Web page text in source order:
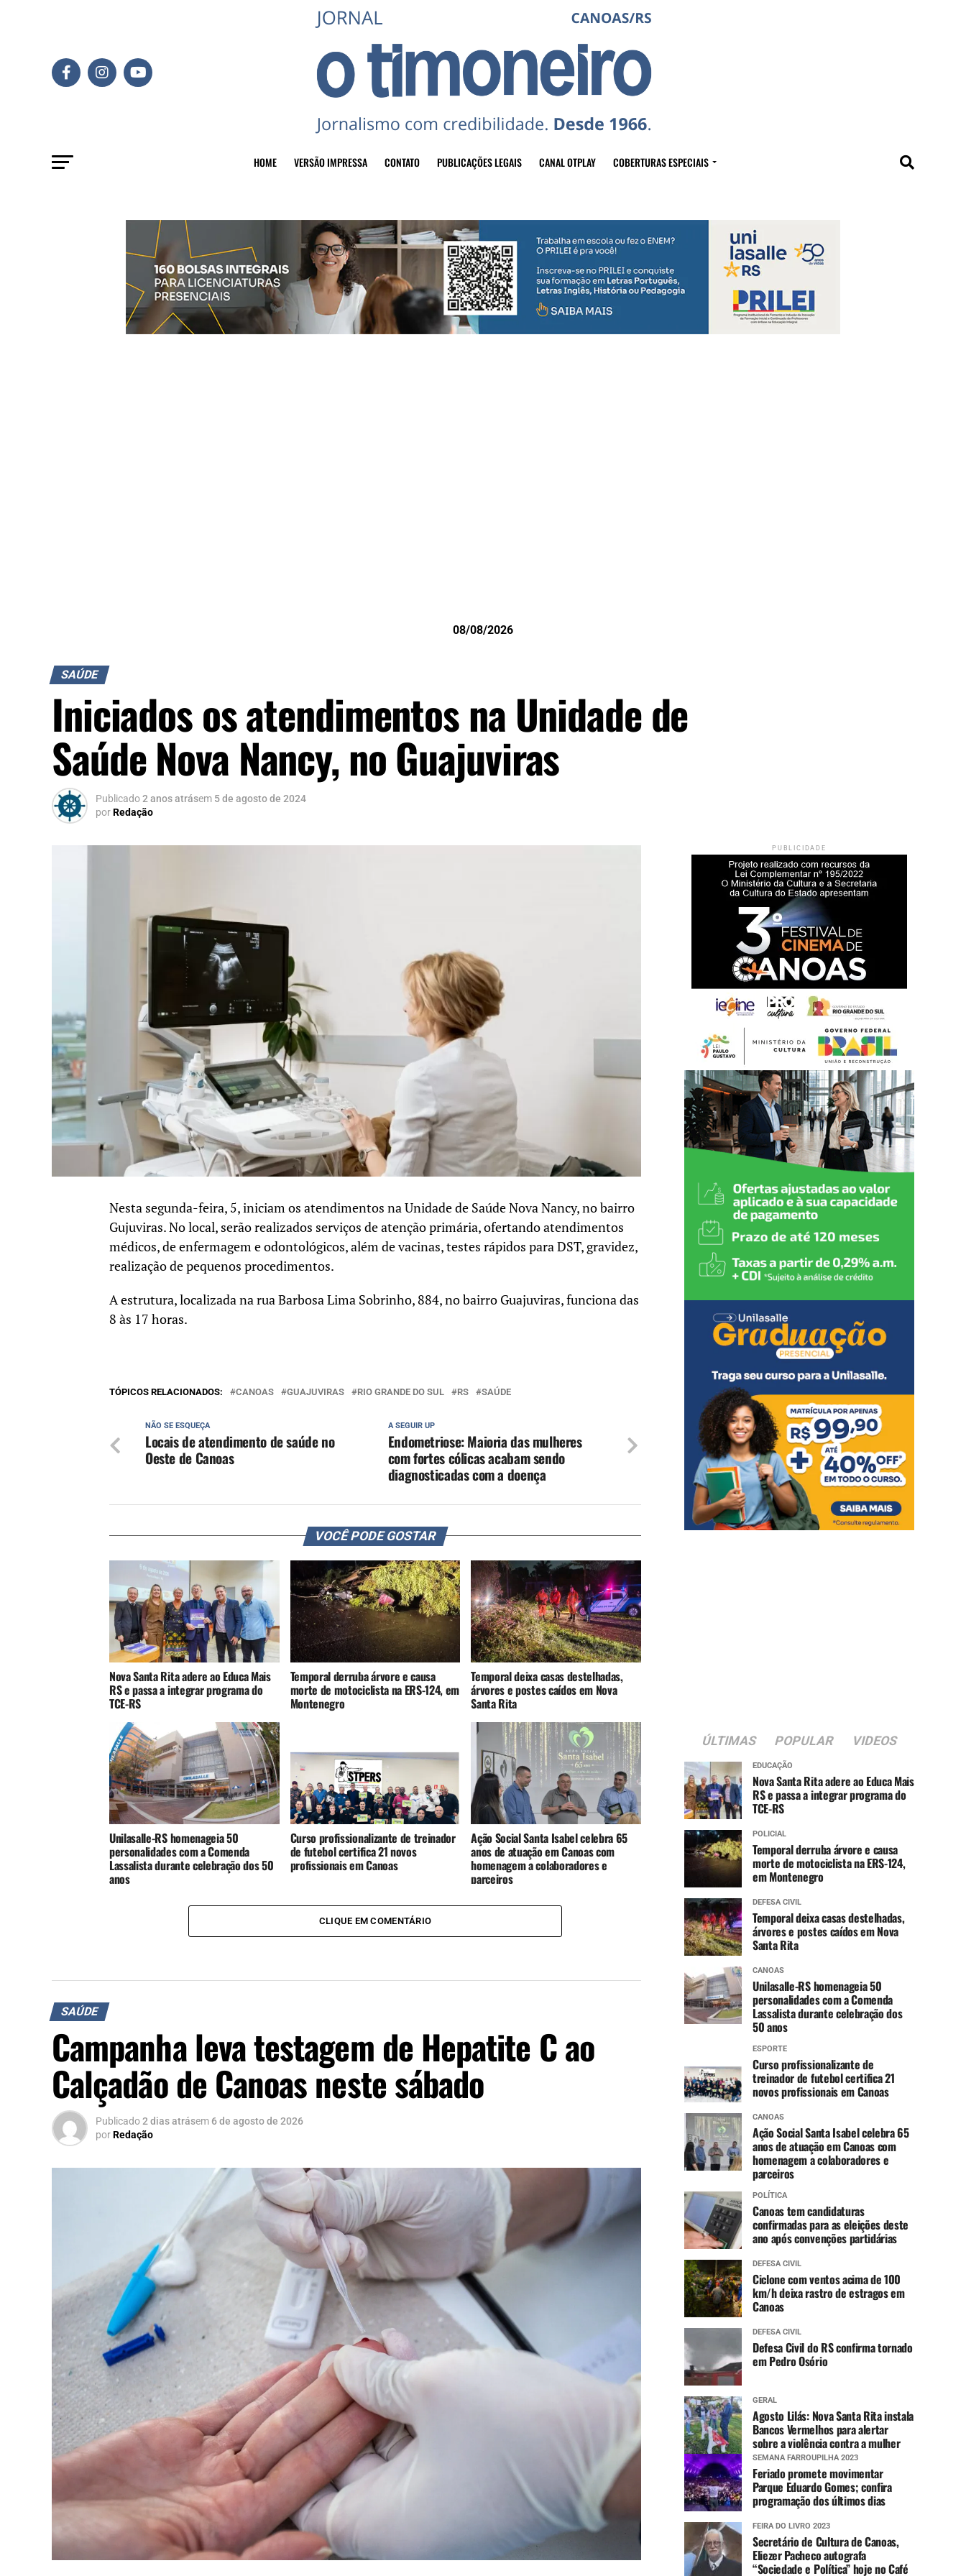
HOME VERSÃO IMPRESSA CONTATO PUBLICAÇÕES LEGAIS CANAL OTPLAY COBERTURAS ESPECIAIS
08/08/2026
SAÚDE
Iniciados os atendimentos na Unidade de
Saúde Nova Nancy, no Guajuviras
Publicado2 anos atrásem 5 de agosto de 2024
porRedação
Nesta segunda-feira, 5, iniciam os atendimentos na Unidade de Saúde Nova Nancy, no bairro
Gujuviras. No local, serão realizados serviços de atenção primária, ofertando atendimentos
médicos, de enfermagem e odontológicos, além de vacinas, testes rápidos para DST, gravidez,
realização de pequenos procedimentos.
A estrutura, localizada na rua Barbosa Lima Sobrinho, 884, no bairro Guajuviras, funciona das
8 às 17 horas.
TÓPICOS RELACIONADOS: CANOAS GUAJUVIRAS RIO GRANDE DO SUL RS SAÚDE
A SEGUIR UP
Endometriose: Maioria das mulheres
com fortes cólicas acabam sendo
diagnosticadas com a doença
NÃO SE ESQUEÇA
Locais de atendimento de saúde no
Oeste de Canoas
VOCÊ PODE GOSTAR
Nova Santa Rita adere ao Educa Mais
RS e passa a integrar programa do
TCE-RS
Temporal derruba árvore e causa
morte de motociclista na ERS-124, em
Montenegro
Temporal deixa casas destelhadas,
árvores e postes caídos em Nova
Santa Rita
Unilasalle-RS homenageia 50
personalidades com a Comenda
Lassalista durante celebração dos 50
anos
Curso profissionalizante de treinador
de futebol certifica 21 novos
profissionais em Canoas
Ação Social Santa Isabel celebra 65
anos de atuação em Canoas com
homenagem a colaboradores e
parceiros
CLIQUE EM COMENTÁRIO
SAÚDE
Campanha leva testagem de Hepatite C ao
Calçadão de Canoas neste sábado
Publicado2 dias atrásem 6 de agosto de 2026
porRedação
PUBLICIDADE
ÚLTIMAS POPULAR VIDEOS
EDUCAÇÃO
Nova Santa Rita adere ao Educa Mais
RS e passa a integrar programa do
TCE-RS
POLICIAL
Temporal derruba árvore e causa
morte de motociclista na ERS-124,
em Montenegro
DEFESA CIVIL
Temporal deixa casas destelhadas,
árvores e postes caídos em Nova
Santa Rita
CANOAS
Unilasalle-RS homenageia 50
personalidades com a Comenda
Lassalista durante celebração dos
50 anos
ESPORTE
Curso profissionalizante de
treinador de futebol certifica 21
novos profissionais em Canoas
CANOAS
Ação Social Santa Isabel celebra 65
anos de atuação em Canoas com
homenagem a colaboradores e
parceiros
POLÍTICA
Canoas tem candidaturas
confirmadas para as eleições deste
ano após convenções partidárias
DEFESA CIVIL
Ciclone com ventos acima de 100
km/h deixa rastro de estragos em
Canoas
DEFESA CIVIL
Defesa Civil do RS confirma tornado
em Pedro Osório
GERAL
Agosto Lilás: Nova Santa Rita instala
Bancos Vermelhos para alertar
sobre a violência contra a mulher
SEMANA FARROUPILHA 2023
Feriado promete movimentar
Parque Eduardo Gomes; confira
programação dos últimos dias
FEIRA DO LIVRO 2023
Secretário de Cultura de Canoas,
Eliezer Pacheco autografa
“Sociedade e Política” hoje no Café